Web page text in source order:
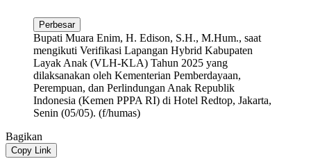
Perbesar
Bupati Muara Enim, H. Edison, S.H., M.Hum., saat
mengikuti Verifikasi Lapangan Hybrid Kabupaten
Layak Anak (VLH-KLA) Tahun 2025 yang
dilaksanakan oleh Kementerian Pemberdayaan,
Perempuan, dan Perlindungan Anak Republik
Indonesia (Kemen PPPA RI) di Hotel Redtop, Jakarta,
Senin (05/05). (f/humas)
Bagikan
Copy Link